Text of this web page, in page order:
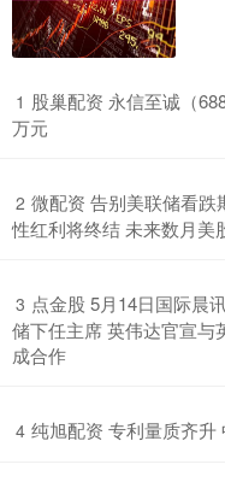
1 股巢配资 永信至诚（
万元
2 微配资 告别美联储看跌
性红利将终结 未来数月美
3 点金股 5月14日国际晨
储下任主席 英伟达官宣与
成合作
4 纯旭配资 专利量质齐升